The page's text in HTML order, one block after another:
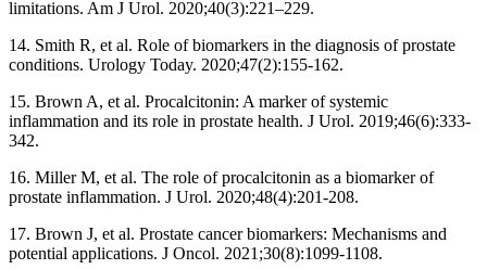
limitations. Am J Urol. 2020;40(3):221–229.
14. Smith R, et al. Role of biomarkers in the diagnosis of prostate
conditions. Urology Today. 2020;47(2):155-162.
15. Brown A, et al. Procalcitonin: A marker of systemic
inflammation and its role in prostate health. J Urol. 2019;46(6):333-
342.
16. Miller M, et al. The role of procalcitonin as a biomarker of
prostate inflammation. J Urol. 2020;48(4):201-208.
17. Brown J, et al. Prostate cancer biomarkers: Mechanisms and
potential applications. J Oncol. 2021;30(8):1099-1108.